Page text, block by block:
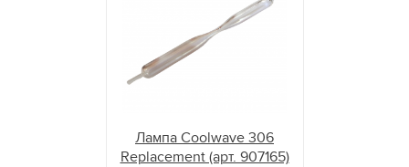
Лампа Coolwave 306
Replacement (арт. 907165)